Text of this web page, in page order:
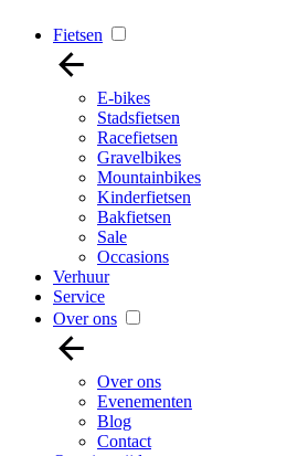
Fietsen
E-bikes
Stadsfietsen
Racefietsen
Gravelbikes
Mountainbikes
Kinderfietsen
Bakfietsen
Sale
Occasions
Verhuur
Service
Over ons
Over ons
Evenementen
Blog
Contact